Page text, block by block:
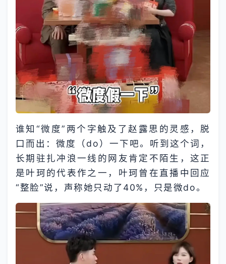
谁知“微度”两个字触及了赵露思的灵感，脱
口而出：微度（do）一下吧。听到这个词，
长期驻扎冲浪一线的网友肯定不陌生，这正
是叶珂的代表作之一，叶珂曾在直播中回应
“整脸”说，声称她只动了40%，只是微do。